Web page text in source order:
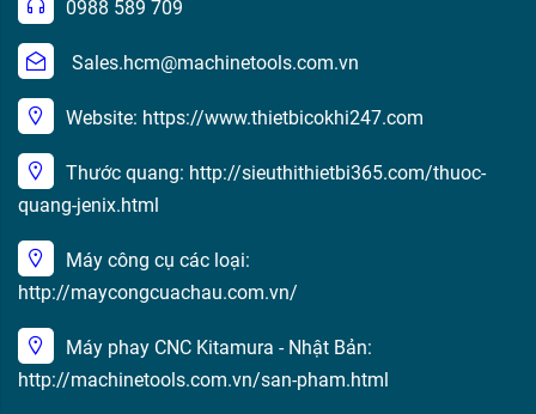
0988 589 709
Sales.hcm@machinetools.com.vn
Website: https://www.thietbicokhi247.com
Thước quang: http://sieuthithietbi365.com/thuoc-
quang-jenix.html
Máy công cụ các loại:
http://maycongcuachau.com.vn/
Máy phay CNC Kitamura - Nhật Bản:
http://machinetools.com.vn/san-pham.html